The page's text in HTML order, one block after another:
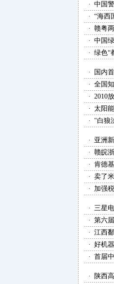
· 中国
· “海西
· 赣粤
· 中国
· 绿色“
·
国内
· 全国
· 2010
·
太阳
·
"白狼
·
亚洲
· 赣皖
· 肯德
· 卖了
·
加强
· 三星
· 第六
· 江西
· 好机
· 首届
·
陕西